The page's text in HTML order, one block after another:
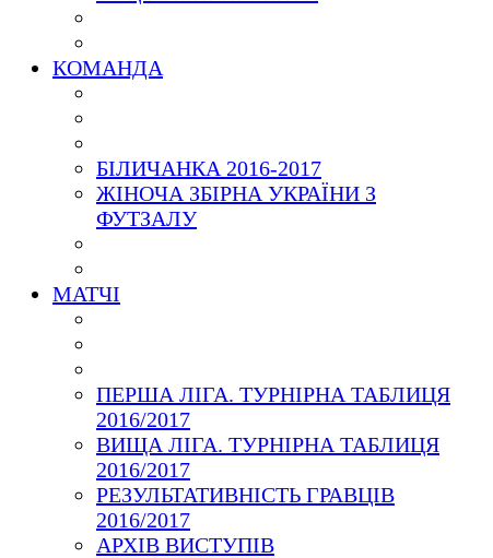
КОМАНДА
БІЛИЧАНКА 2016-2017
ЖІНОЧА ЗБІРНА УКРАЇНИ З
ФУТЗАЛУ
МАТЧІ
ПЕРША ЛІГА. ТУРНІРНА ТАБЛИЦЯ
2016/2017
ВИЩА ЛІГА. ТУРНІРНА ТАБЛИЦЯ
2016/2017
РЕЗУЛЬТАТИВНІСТЬ ГРАВЦІВ
2016/2017
АРХІВ ВИСТУПІВ